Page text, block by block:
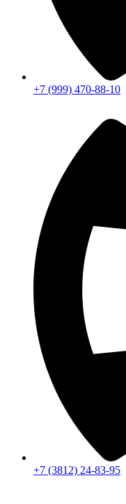
+7 (999) 470-88-10
+7 (3812) 24-83-95